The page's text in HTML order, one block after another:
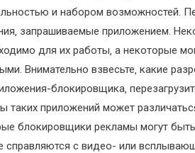
и набором возможностей.
запрашиваемые приложением.
для их работы‚ а некоторые
Внимательно взвесьте‚ какие
блокировщика‚
таких приложений может
блокировщики рекламы могут
справляются с видео- или